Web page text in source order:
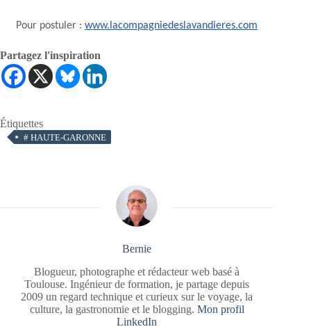
Pour postuler :www.lacompagniedeslavandieres.com
Partagez l'inspiration
Étiquettes
# HAUTE-GARONNE
Bernie
Blogueur, photographe et rédacteur web basé à
Toulouse. Ingénieur de formation, je partage depuis
2009 un regard technique et curieux sur le voyage, la
culture, la gastronomie et le blogging. Mon profil
LinkedIn